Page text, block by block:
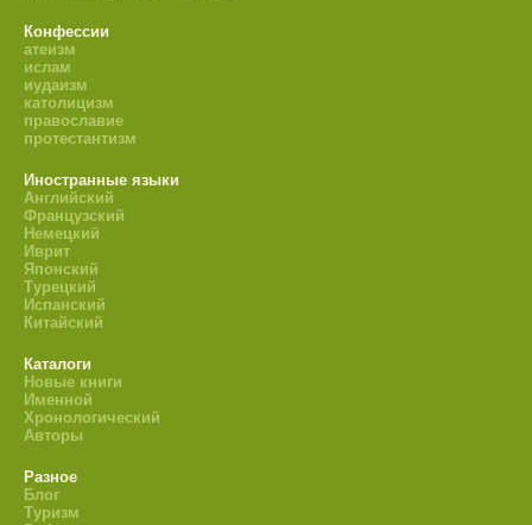
Конфессии
атеизм
ислам
иудаизм
католицизм
православие
протестантизм
Иностранные языки
Английский
Французский
Немецкий
Иврит
Японский
Турецкий
Испанский
Китайский
Каталоги
Новые книги
Именной
Хронологический
Авторы
Разное
Блог
Туризм